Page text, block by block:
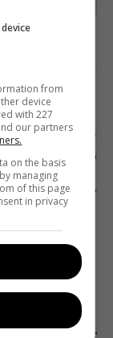
О ПОМОЩИ
пост
ПО
ПОСЛЕ
КАРАНТИНА
from
device
with 227
our partners
on the basis
managing
of this page
in privacy